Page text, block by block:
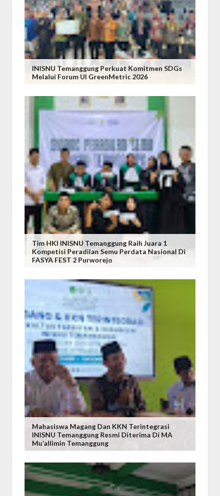
INISNU Temanggung Perkuat Komitmen SDGs
Melalui Forum UI GreenMetric 2026
Tim HKI INISNU Temanggung Raih Juara 1
Kompetisi Peradilan Semu Perdata Nasional Di
FASYA FEST 2 Purworejo
Mahasiswa Magang Dan KKN Terintegrasi
INISNU Temanggung Resmi Diterima Di MA
Mu’allimin Temanggung